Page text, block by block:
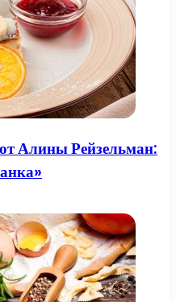
Алины Рейзельман: